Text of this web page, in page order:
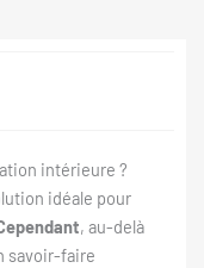
intérieure ?
idéale pour
, au-delà
savoir-faire